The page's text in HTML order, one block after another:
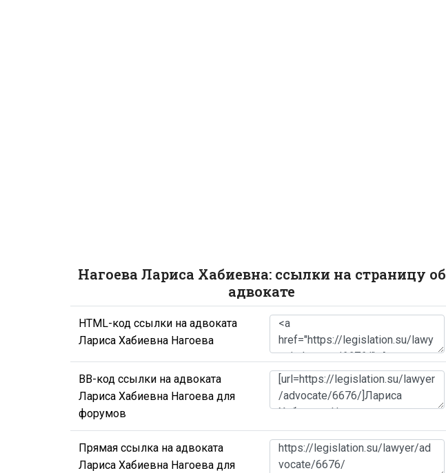
Нагоева Лариса Хабиевна: ссылки на страницу об
адвокате
HTML-код ссылки на адвоката
Лариса Хабиевна Нагоева
BB-код ссылки на адвоката
Лариса Хабиевна Нагоева для
форумов
Прямая ссылка на адвоката
Лариса Хабиевна Нагоева для